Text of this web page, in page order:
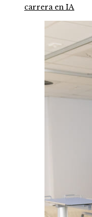
carrera en IA